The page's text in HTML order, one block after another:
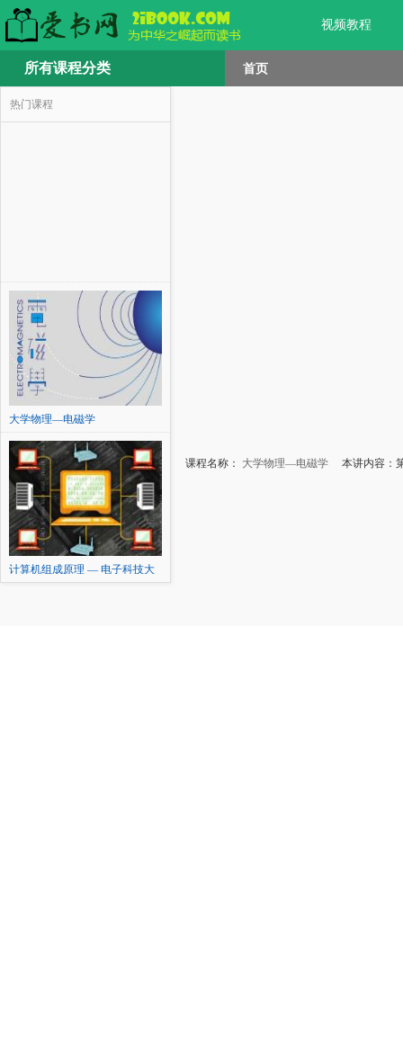
视频教程
所有课程分类 首页
热门课程
大学物理—电磁学
计算机组成原理 — 电子科技大
课程名称： 大学物理—电磁学 本讲内容：